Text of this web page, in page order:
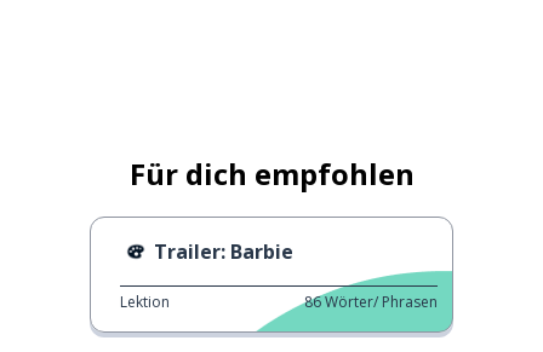
Für dich empfohlen
Trailer: Barbie
Lektion 86Wörter/ Phrasen